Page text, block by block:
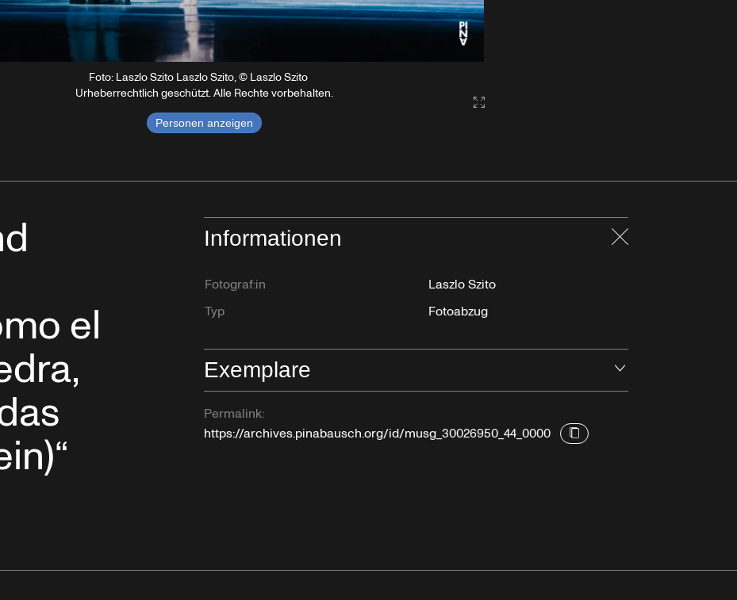
Foto: Laszlo Szito Laszlo Szito, © Laszlo Szito
Urheberrechtlich geschützt. Alle Rechte vorbehalten.
Personen anzeigen
Gallery2:fullscreen
el
Informationen
Fotograf:in
Laszlo Szito
Typ
Fotoabzug
Exemplare
Permalink:
https://archives.pinabausch.org/id/musg_30026950_44_0000